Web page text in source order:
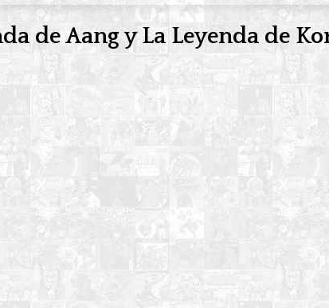
de Aang y La Leyenda de